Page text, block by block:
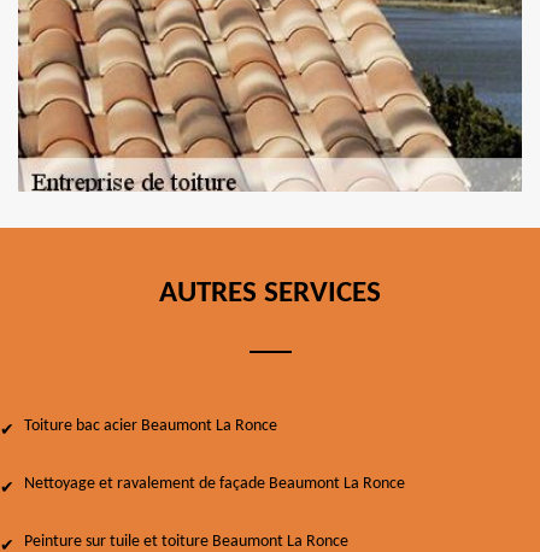
AUTRES SERVICES
Toiture bac acier Beaumont La Ronce
Nettoyage et ravalement de façade Beaumont La Ronce
Peinture sur tuile et toiture Beaumont La Ronce